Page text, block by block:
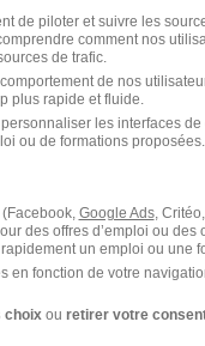
de piloter et suivre les
comment nos
de trafic.
de nos
plus rapide et fluide.
les interfaces
ou de formations proposées.
Google Ads,
des offres d’emploi ou
un emploi ou une
en fonction de votre
choix ou retirer votre